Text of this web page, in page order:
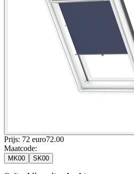
Prijs: 72 euro72.00
Maatcode:
MK00 SK00